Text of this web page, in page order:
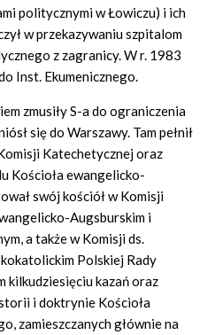
politycznymi w Łowiczu) i ich
w przekazywaniu szpitalom
z zagranicy. W r. 1983
Inst. Ekumenicznego.
zmusiły S-a do ograniczenia
się do Warszawy. Tam pełnił
Katechetycznej oraz
Kościoła ewangelicko-
swój kościół w Komisji
Augsburskim i
a także w Komisji ds.
Polskiej Rady
kilkudziesięciu kazań oraz
i doktrynie Kościoła
zamieszczanych głównie na